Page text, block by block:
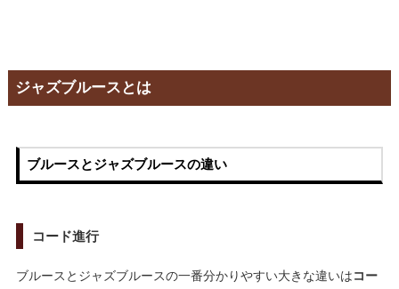
ジャズブルースとは
ブルースとジャズブルースの違い
コード進行
ブルースとジャズブルースの一番分かりやすい大きな違いはコー